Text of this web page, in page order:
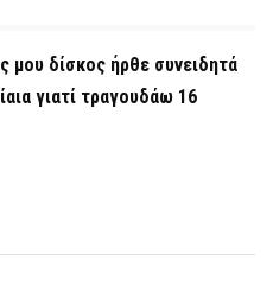
μου δίσκος ήρθε συνειδητά
γιατί τραγουδάω 16